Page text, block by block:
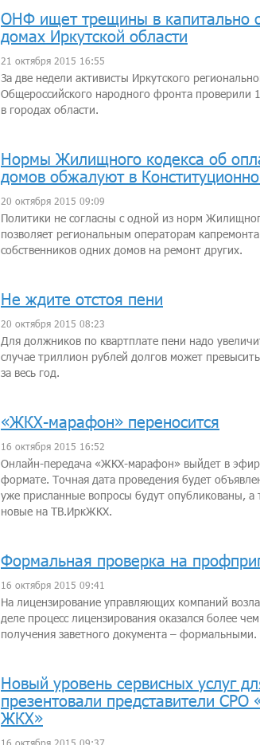
ОНФ ищет трещины в капитально
домах Иркутской области
21 октября 2015 16:55
За две недели активисты Иркутского
Общероссийского народного фронта проверили
в городах области.
Нормы Жилищного кодекса об
домов обжалуют в
20 октября 2015 09:09
Политики не согласны с одной из норм
позволяет региональным операторам капремонта
собственников одних домов на ремонт других.
Не ждите отстоя пени
20 октября 2015 08:23
Для должников по квартплате пени надо
случае триллион рублей долгов может
за весь год.
«ЖКХ-марафон» переносится
16 октября 2015 16:52
Онлайн-передача «ЖКХ-марафон» выйдет в
формате. Точная дата проведения будет
уже присланные вопросы будут опубликованы, а
новые на ТВ.ИркЖКХ.
Формальная проверка на
16 октября 2015 09:41
На лицензирование управляющих компаний
деле процесс лицензирования оказался более
получения заветного документа – формальными.
Новый уровень сервисных услуг
презентовали представители СРО
ЖКХ»
16 октября 2015 09:37